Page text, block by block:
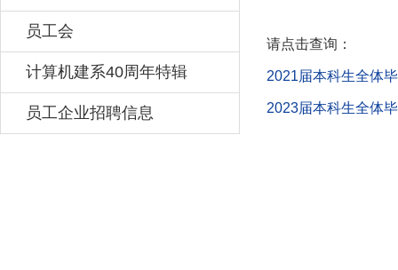
员工会
计算机建系40周年特辑
员工企业招聘信息
请点击查询：
2021届本科生全体
2023届本科生全体